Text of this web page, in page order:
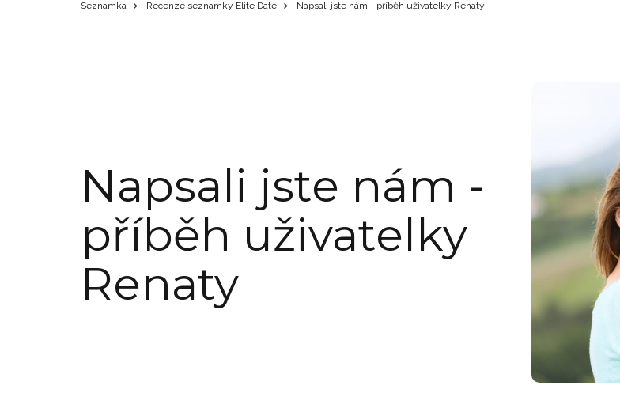
Seznamka Recenze seznamky Elite Date Napsali jste nám - příběh uživatelky Renaty
Napsali jste nám -
příběh uživatelky
Renaty